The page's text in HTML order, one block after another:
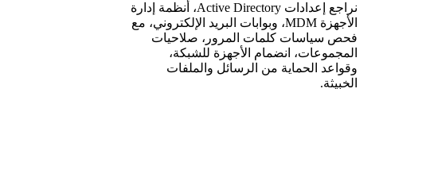
نراجع إعدادات Active Directory، أنظمة إدارة
الأجهزة MDM، وبوابات البريد الإلكتروني، مع
فحص سياسات كلمات المرور، صلاحيات
المجموعات، انضمام الأجهزة للشبكة،
وقواعد الحماية من الرسائل والملفات
الخبيثة.